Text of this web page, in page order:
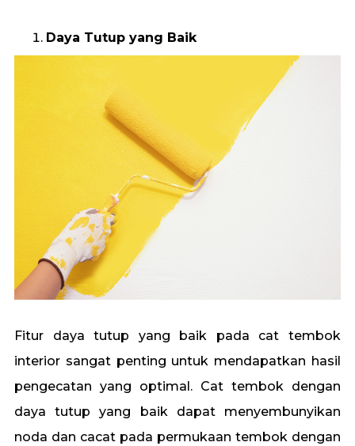
Daya Tutup yang Baik
Fitur daya tutup yang baik pada cat tembok
interior sangat penting untuk mendapatkan hasil
pengecatan yang optimal. Cat tembok dengan
daya tutup yang baik dapat menyembunyikan
noda dan cacat pada permukaan tembok dengan